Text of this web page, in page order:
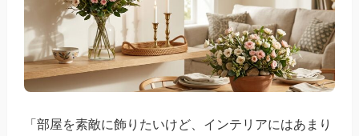
「部屋を素敵に飾りたいけど、インテリアにはあまり